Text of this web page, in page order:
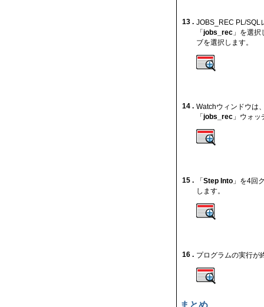
13 . JOBS_REC PL/SQL
「 jobs_rec 」を選
ブを選択します。
14 . Watchウィンドウは
「 jobs_rec 」ウォ
15 . 「 Step Into 」を4回
します。
16 . プログラムの実行が